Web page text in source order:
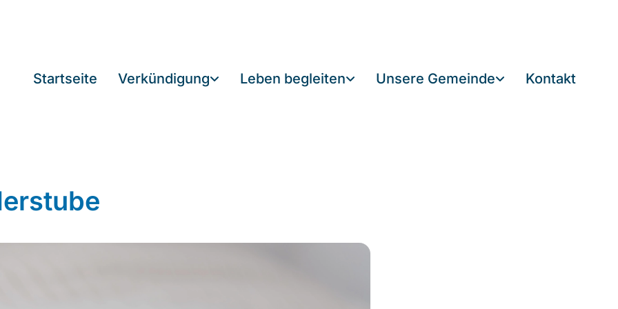
Startseite Verkündigung Leben begleiten Unsere Gemeinde Kontakt